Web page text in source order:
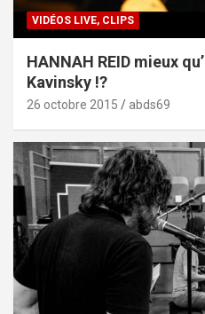
VIDÉOS LIVE, CLIPS
HANNAH REID mieux
Kavinsky !?
26 octobre 2015 abds69